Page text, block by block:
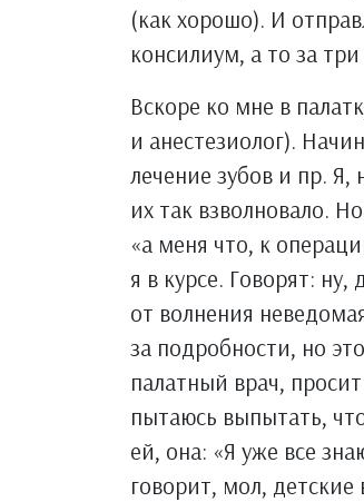
(как хорошо). И
консилиум, а то за
Вскоре ко мне в
и анестезиолог).
лечение зубов и пр. Я,
их так взволновало.
«а меня что, к
я в курсе. Говорят:
от волнения
за подробности, но
палатный врач,
пытаюсь выпытать,
ей, она: «Я уже все
говорит, мол,